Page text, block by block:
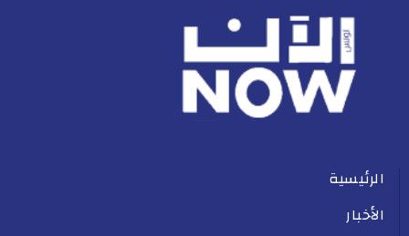
الرئيسية
الأخبار